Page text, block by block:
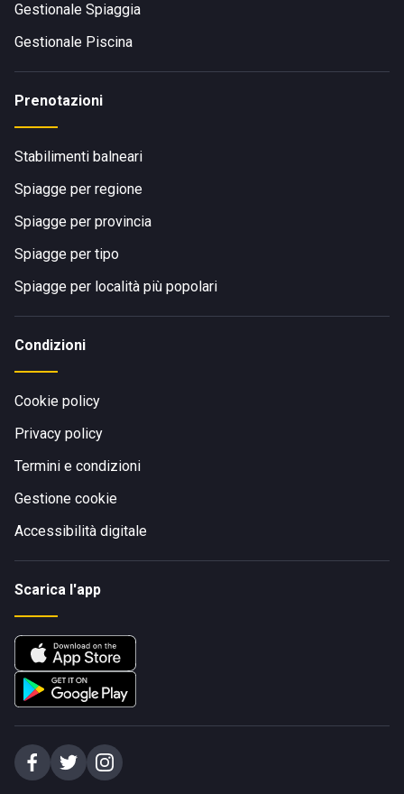
Gestionale Spiaggia
Gestionale Piscina
Prenotazioni
Stabilimenti balneari
Spiagge per regione
Spiagge per provincia
Spiagge per tipo
Spiagge per località più popolari
Condizioni
Cookie policy
Privacy policy
Termini e condizioni
Gestione cookie
Accessibilità digitale
Scarica l'app